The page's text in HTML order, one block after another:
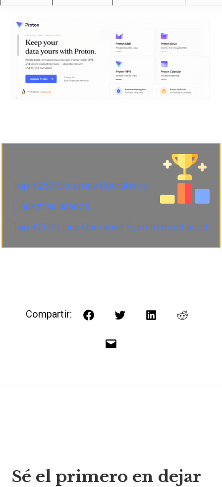
Top +250 Sistemas Operativos
Linux más usados.
Top +250 Linux Operative System most used.
Compartir: FacebookTwitterLinkedInReddit
Correo
Sé el primero en dejar